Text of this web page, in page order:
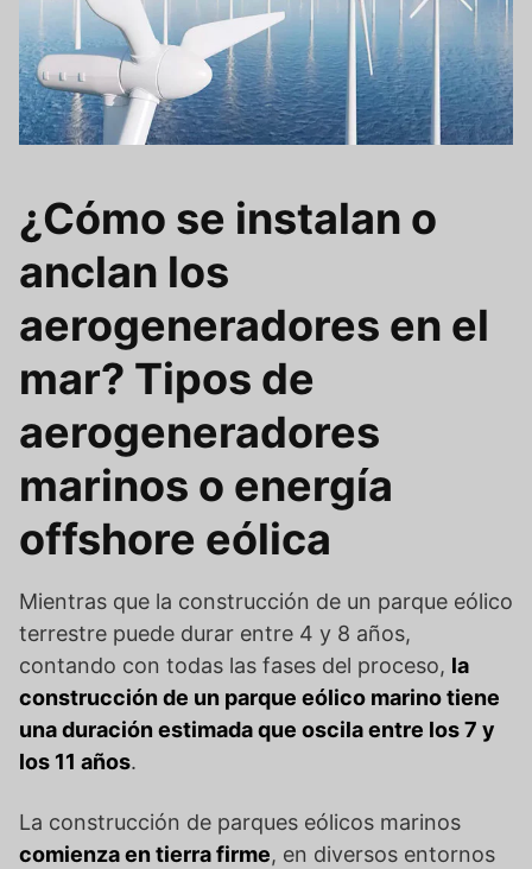
¿Cómo se instalan o
anclan los
aerogeneradores en el
mar? Tipos de
aerogeneradores
marinos o energía
offshore eólica
Mientras que la construcción de un parque eólico
terrestre puede durar entre 4 y 8 años,
contando con todas las fases del proceso, la
construcción de un parque eólico marino tiene
una duración estimada que oscila entre los 7 y
los 11 años.
La construcción de parques eólicos marinos
comienza en tierra firme, en diversos entornos